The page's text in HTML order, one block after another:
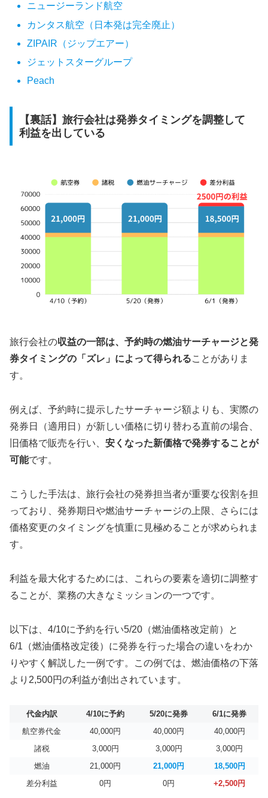
ニュージーランド航空
カンタス航空（日本発は完全廃止）
ZIPAIR（ジップエアー）
ジェットスターグループ
Peach
【裏話】旅行会社は発券タイミングを調整して
利益を出している
旅行会社の収益の一部は、予約時の燃油サーチャージと発
券タイミングの「ズレ」によって得られることがありま
す。
例えば、予約時に提示したサーチャージ額よりも、実際の
発券日（適用日）が新しい価格に切り替わる直前の場合、
旧価格で販売を行い、 安くなった新価格で発券することが
可能です。
こうした手法は、旅行会社の発券担当者が重要な役割を担
っており、発券期日や燃油サーチャージの上限、さらには
価格変更のタイミングを慎重に見極めることが求められま
す。
利益を最大化するためには、これらの要素を適切に調整す
ることが、業務の大きなミッションの一つです。
以下は、4/10に予約を行い5/20（燃油価格改定前）と
6/1（燃油価格改定後）に発券を行った場合の違いをわか
りやすく解説した一例です。この例では、燃油価格の下落
より2,500円の利益が創出されています。
代金内訳 4/10に予約 5/20に発券
6/1に発券
航空券代金
40,000円 40,000円
40,000円
諸税
3,000円 3,000円
3,000円
燃油
21,000円 21,000円
18,500円
差分利益
0円 0円 +2,500円